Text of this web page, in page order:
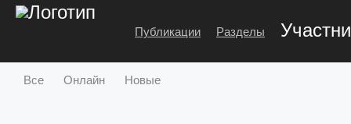
Публикации Разделы
Все Онлайн Новые